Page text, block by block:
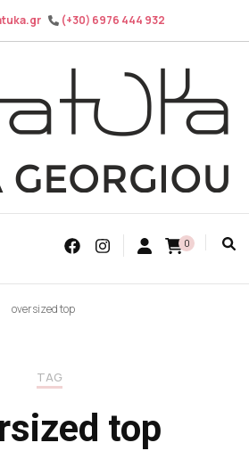
(+30) 6976 444 932
0
oversized top
TAG
top